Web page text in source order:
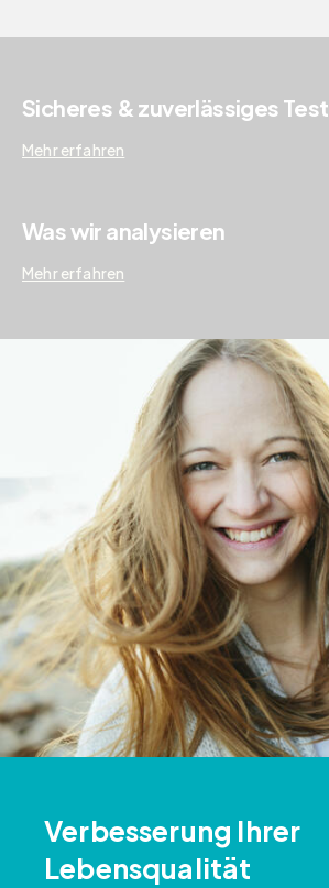
Sicheres & zuverlässiges
Mehr erfahren
Was wir analysieren
Mehr erfahren
Verbesserung Ihrer
Lebensqualität